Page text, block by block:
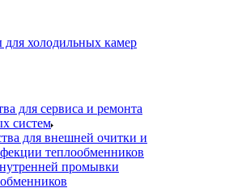
для холодильных камер
для сервиса и ремонта
систем
для внешней очитки и
теплообменников
промывки